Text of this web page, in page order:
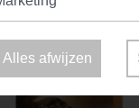
Alles afwijzen